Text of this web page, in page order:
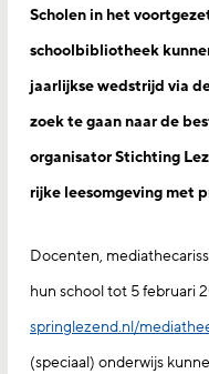
Scholen in het
schoolbibliotheek
jaarlijkse wedstrijd via
zoek te gaan naar de
organisator Stichting
rijke leesomgeving met
Docenten,
hun school tot 5 februari
springlezend.nl/
(speciaal) onderwijs